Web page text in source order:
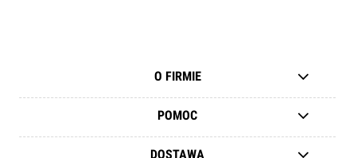
O FIRMIE
POMOC
DOSTAWA